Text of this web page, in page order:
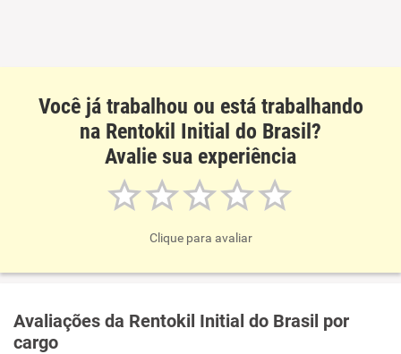
Você já trabalhou ou está trabalhando
na Rentokil Initial do Brasil?
Avalie sua experiência
Clique para avaliar
Avaliações da Rentokil Initial do Brasil por
cargo